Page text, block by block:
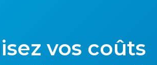
vos coûts